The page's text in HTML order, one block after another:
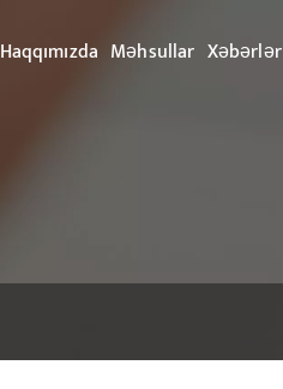
Haqqımızda Məhsullar Xəbərlər